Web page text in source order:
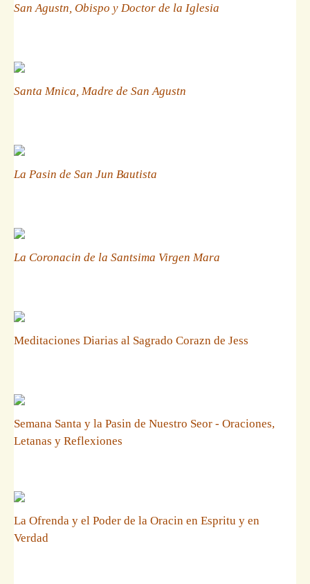
San Agustn, Obispo y Doctor de la Iglesia
Santa Mnica, Madre de San Agustn
La Pasin de San Jun Bautista
La Coronacin de la Santsima Virgen Mara
Meditaciones Diarias al Sagrado Corazn de Jess
Semana Santa y la Pasin de Nuestro Seor - Oraciones,
Letanas y Reflexiones
La Ofrenda y el Poder de la Oracin en Espritu y en
Verdad